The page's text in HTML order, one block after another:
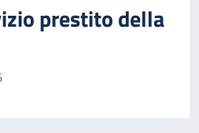
prestito della